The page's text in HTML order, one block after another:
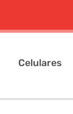
Celulares